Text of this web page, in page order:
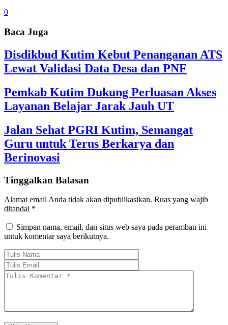
0
Baca Juga
Disdikbud Kutim Kebut Penanganan ATS
Lewat Validasi Data Desa dan PNF
Pemkab Kutim Dukung Perluasan Akses
Layanan Belajar Jarak Jauh UT
Jalan Sehat PGRI Kutim, Semangat
Guru untuk Terus Berkarya dan
Berinovasi
Tinggalkan Balasan
Alamat email Anda tidak akan dipublikasikan. Ruas yang wajib
ditandai *
Simpan nama, email, dan situs web saya pada peramban ini
untuk komentar saya berikutnya.